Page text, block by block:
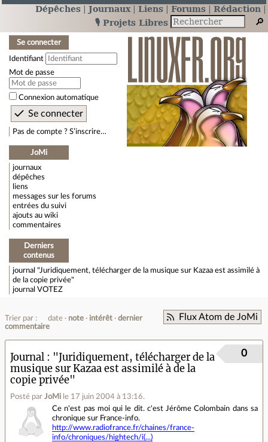
Dépêches Journaux Liens Forums
Rédaction
🎙️ Projets Libres
Se connecter
Identifiant
Mot de passe
Connexion automatique
Pas de compte ? S’inscrire…
JoMi
journaux
dépêches
liens
messages sur les forums
entrées du suivi
ajouts au wiki
commentaires
Derniers
contenus
journal "Juridiquement, télécharger de la musique sur Kazaa est assimilé à
de la copie privée"
journal VOTEZ
Flux Atom de JoMi
Trier par : date note intérêt
dernier
commentaire
Journal
"Juridiquement, télécharger de la
musique sur Kazaa est assimilé à de la
copie privée"
Posté par JoMi le 17 juin 2004 à 13:16.
0
Ce n'est pas moi qui le dit. c'est Jérôme Colombain dans sa
chronique sur France-info.
http://www.radiofrance.fr/chaines/france-
info/chroniques/hightech/i(...)